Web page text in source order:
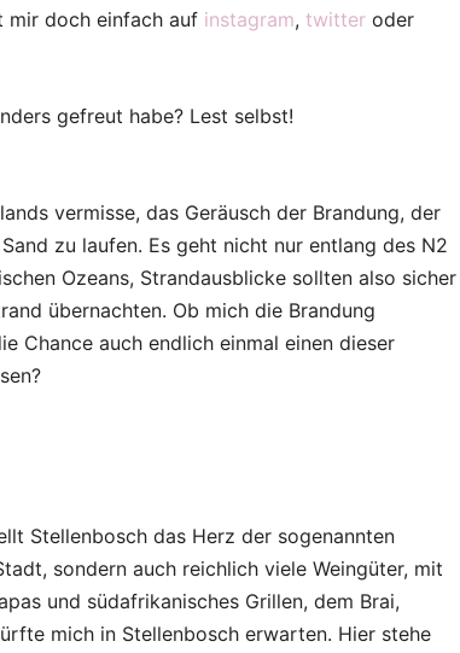
mir doch einfach auf instagram, twitter oder
gefreut habe? Lest selbst!
vermisse, das Geräusch der Brandung, der
zu laufen. Es geht nicht nur entlang des N2
Ozeans, Strandausblicke sollten also sicher
übernachten. Ob mich die Brandung
Chance auch endlich einmal einen dieser
Stellenbosch das Herz der sogenannten
sondern auch reichlich viele Weingüter, mit
und südafrikanisches Grillen, dem Brai,
mich in Stellenbosch erwarten. Hier stehe